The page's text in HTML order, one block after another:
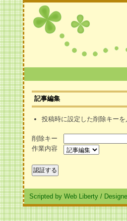
記事編集
投稿時に設定した削除キーを
削除キー
作業内容
Scripted by Web Liberty /